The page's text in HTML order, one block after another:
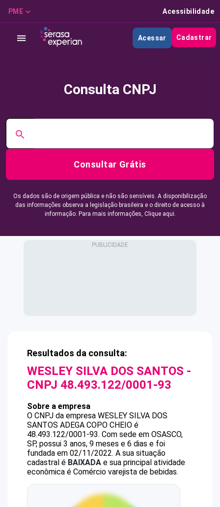
PME Acessibilidade
Acessar Cadastrar
Consulta CNPJ
Consultar Grátis
Os dados são de origem pública e não são sensíveis. A disponibilização
das informações observa a legislação brasileira e o direito de acesso à
informação. Para mais informações, Clique aqui.
Resultados da consulta:
WESLEY SILVA DOS SANTOS -
CNPJ 48.493.122/0001-93
Sobre a empresa
O CNPJ da empresa WESLEY SILVA DOS
SANTOS ADEGA COPO CHEIO é
48.493.122/0001-93. Com sede em OSASCO,
SP, possui 3 anos, 9 meses e 6 dias e foi
fundada em 02/11/2022. A sua situação
cadastral é BAIXADA e sua principal atividade
econômica é Comércio varejista de bebidas.